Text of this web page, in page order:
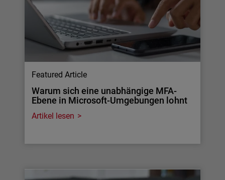
Featured Article
Warum sich eine unabhängige MFA-
Ebene in Microsoft-Umgebungen lohnt
Artikel lesen